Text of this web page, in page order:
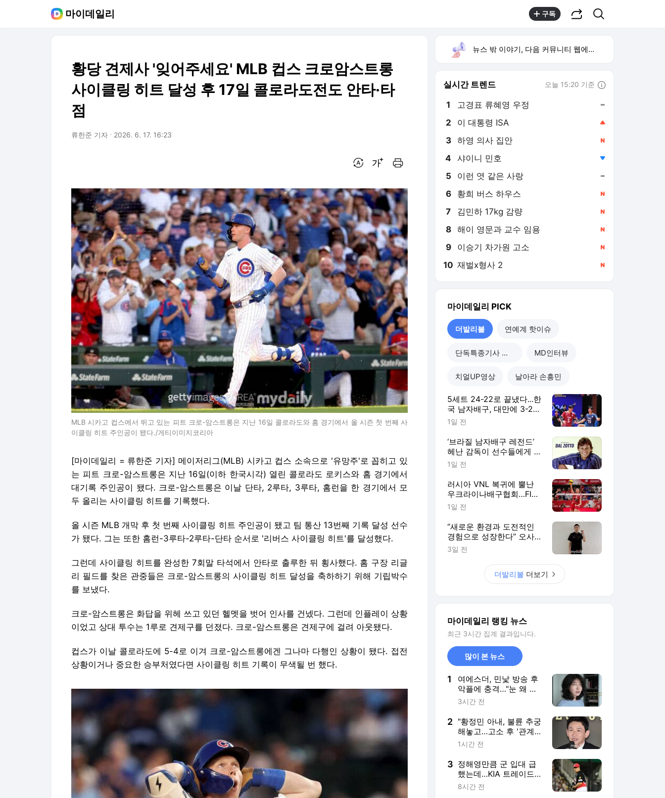
마이데일리 구독
황당 견제사 '잊어주세요' MLB 컵스 크로암스트롱
사이클링 히트 달성 후 17일 콜로라도전도 안타·타
점
류한준 기자 2026. 6. 17. 16:23
MLB 시카고 컵스에서 뛰고 있는 피트 크로-암스트롱은 지난 16일 콜로라도와 홈 경기에서 올 시즌 첫 번째 사
이클링 히트 주인공이 됐다./게티이미지코리아
[마이데일리 = 류한준 기자] 메이저리그(MLB) 시카고 컵스 소속으로 '유망주'로 꼽히고 있
는 피트 크로-암스트롱은 지난 16일(이하 한국시각) 열린 콜로라도 로키스와 홈 경기에서
대기록 주인공이 됐다. 크로-암스트롱은 이날 단타, 2루타, 3루타, 홈런을 한 경기에서 모
두 올리는 사이클링 히트를 기록했다.
올 시즌 MLB 개막 후 첫 번째 사이클링 히트 주인공이 됐고 팀 통산 13번째 기록 달성 선수
가 됐다. 그는 또한 홈런-3루타-2루타-단타 순서로 '리버스 사이클링 히트'를 달성했다.
그런데 사이클링 히트를 완성한 7회말 타석에서 안타로 출루한 뒤 횡사했다. 홈 구장 리글
리 필드를 찾은 관중들은 크로-암스트롱의 사이클링 히트 달성을 축하하기 위해 기립박수
를 보냈다.
크로-암스트롱은 화답을 위헤 쓰고 있던 헬멧을 벗어 인사를 건넸다. 그런데 인플레이 상황
이었고 상대 투수는 1루로 견제구를 던졌다. 크로-암스트롱은 견제구에 걸려 아웃됐다.
컵스가 이날 콜로라도에 5-4로 이겨 크로-암스트롱에겐 그나마 다행인 상황이 됐다. 접전
상황이거나 중요한 승부처였다면 사이클링 히트 기록이 무색될 번 했다.
뉴스 밖 이야기, 다음 커뮤니티 웹에서 보기
실시간 트렌드 오늘 15:20 기준
1 고경표 류혜영 우정
2 이 대통령 ISA
3 하영 의사 집안
4 샤이니 민호
5 이런 엿 같은 사랑
6 황희 버스 하우스
7 김민하 17kg 감량
8 해이 영문과 교수 임용
9 이승기 차가원 고소
10 재벌x형사 2
마이데일리 PICK
더발리볼 연예계 핫이슈
단독특종기사 모음 MD인터뷰
치얼UP영상 날아라 손흥민
5세트 24-22로 끝냈다...한
국 남자배구, 대만에 3-2
진땀승...조별리그 2연승
1일 전
‘브라질 남자배구 레전드’
헤난 감독이 선수들에게 말
한다, “결승전에선 그 순간
1일 전
러시아 VNL 복귀에 뿔난
우크라이나배구협회…FIVB
"2027 한시적 참가팀 확
1일 전
“새로운 환경과 도전적인
경험으로 성장한다” 오사카
&상하이 사령탑이 꼽은 한
3일 전
더발리볼 더보기
마이데일리 랭킹 뉴스
최근 3시간 집계 결과입니다.
많이 본 뉴스
1
여에스더, 민낯 방송 후
악플에 충격…"눈 왜 저
렇게 처졌냐, 피부과 안
3시간 전
2 "황정민 아내, 불륜 추궁
해놓고…고소 후 '관계
없다' 난리" A씨 추가 주
1시간 전
3 정해영만큼 군 입대 급
했는데…KIA 트레이드
은근한 성공작, 이 선수
8시간 전